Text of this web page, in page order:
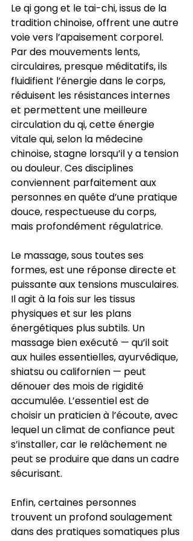
Le qi gong et le tai-chi, issus de la
tradition chinoise, offrent une autre
voie vers l’apaisement corporel.
Par des mouvements lents,
circulaires, presque méditatifs, ils
fluidifient l’énergie dans le corps,
réduisent les résistances internes
et permettent une meilleure
circulation du qi, cette énergie
vitale qui, selon la médecine
chinoise, stagne lorsqu’il y a tension
ou douleur. Ces disciplines
conviennent parfaitement aux
personnes en quête d’une pratique
douce, respectueuse du corps,
mais profondément régulatrice.
Le massage, sous toutes ses
formes, est une réponse directe et
puissante aux tensions musculaires.
Il agit à la fois sur les tissus
physiques et sur les plans
énergétiques plus subtils. Un
massage bien exécuté — qu’il soit
aux huiles essentielles, ayurvédique,
shiatsu ou californien — peut
dénouer des mois de rigidité
accumulée. L’essentiel est de
choisir un praticien à l’écoute, avec
lequel un climat de confiance peut
s’installer, car le relâchement ne
peut se produire que dans un cadre
sécurisant.
Enfin, certaines personnes
trouvent un profond soulagement
dans des pratiques somatiques plus